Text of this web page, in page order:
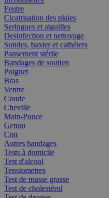
Feutre
Cicatrisation des plaies
Seringues et aiguilles
Desinfection et nettoyage
Sondes, baxter et cathéters
Pansement stérile
Bandages de soutien
Poignet
Bras
Ventre
Coude
Cheville
Main-Pouce
Genou
Cou
Autres bandages
Tests à domicile
Test d'alcool
Tensiometres
Test de masse grasse
Test de cholestérol